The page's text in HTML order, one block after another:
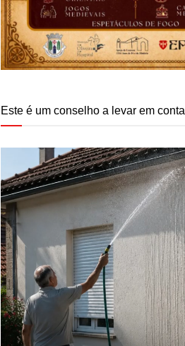
Este é um conselho a levar em conta